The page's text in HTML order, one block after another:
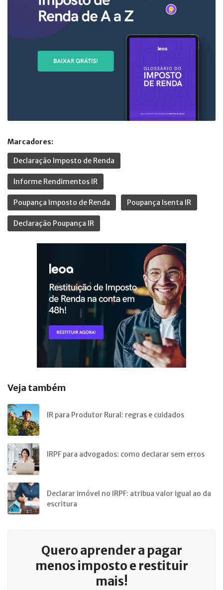
Marcadores:
Declaração Imposto de Renda
Informe Rendimentos IR
Poupança Imposto de Renda Poupança Isenta IR
Declaração Poupança IR
Veja também
IR para Produtor Rural: regras e cuidados
IRPF para advogados: como declarar sem erros
Declarar imóvel no IRPF: atribua valor igual ao da
escritura
Quero aprender a pagar
menos imposto e restituir
mais!